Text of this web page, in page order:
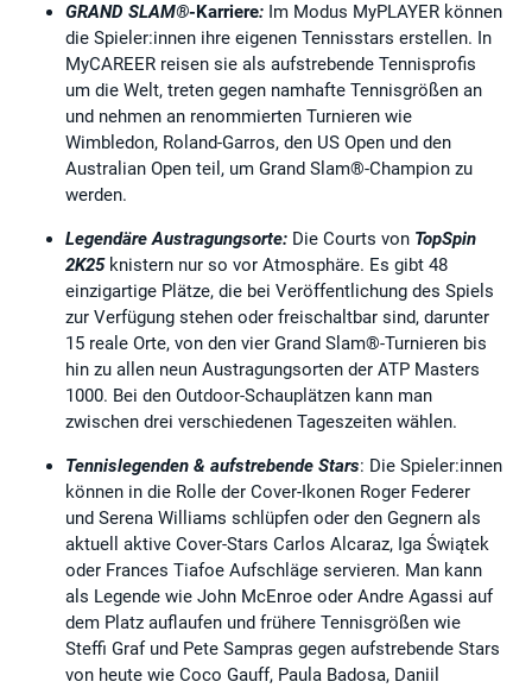
GRAND SLAM®-Karriere: Im Modus MyPLAYER können
die Spieler:innen ihre eigenen Tennisstars erstellen. In
MyCAREER reisen sie als aufstrebende Tennisprofis
um die Welt, treten gegen namhafte Tennisgrößen an
und nehmen an renommierten Turnieren wie
Wimbledon, Roland-Garros, den US Open und den
Australian Open teil, um Grand Slam®-Champion zu
werden.
Legendäre Austragungsorte: Die Courts von TopSpin
2K25knistern nur so vor Atmosphäre. Es gibt 48
einzigartige Plätze, die bei Veröffentlichung des Spiels
zur Verfügung stehen oder freischaltbar sind, darunter
15 reale Orte, von den vier Grand Slam®-Turnieren bis
hin zu allen neun Austragungsorten der ATP Masters
1000. Bei den Outdoor-Schauplätzen kann man
zwischen drei verschiedenen Tageszeiten wählen.
Tennislegenden & aufstrebende Stars: Die Spieler:innen
können in die Rolle der Cover-Ikonen Roger Federer
und Serena Williams schlüpfen oder den Gegnern als
aktuell aktive Cover-Stars Carlos Alcaraz, Iga Świątek
oder Frances Tiafoe Aufschläge servieren. Man kann
als Legende wie John McEnroe oder Andre Agassi auf
dem Platz auflaufen und frühere Tennisgrößen wie
Steffi Graf und Pete Sampras gegen aufstrebende Stars
von heute wie Coco Gauff, Paula Badosa, Daniil